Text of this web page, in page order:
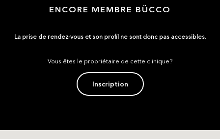
ENCORE MEMBRE BÜCCO
La prise de rendez-vous et son profil ne sont donc pas accessibles.
Vous êtes le propriétaire de cette clinique?
Inscription